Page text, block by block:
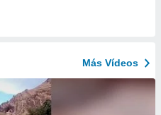
Más Vídeos